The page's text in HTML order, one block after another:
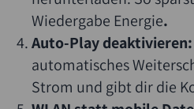
Wiedergabe Energie.
Auto-Play deaktivieren:
automatisches
Strom und gibt dir die